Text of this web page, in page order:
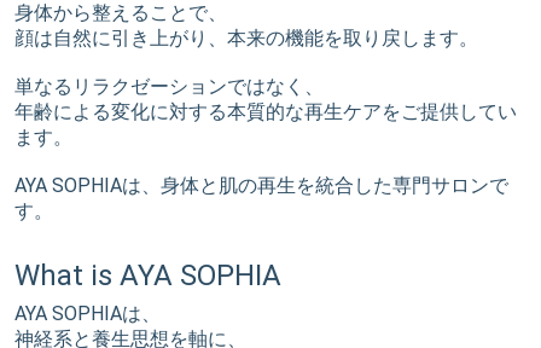
身体から整えることで、
顔は自然に引き上がり、本来の機能を取り戻します。
単なるリラクゼーションではなく、
年齢による変化に対する本質的な再生ケアをご提供してい
ます。
AYA SOPHIAは、身体と肌の再生を統合した専門サロンで
す。
What is AYA SOPHIA
AYA SOPHIAは、
神経系と養生思想を軸に、